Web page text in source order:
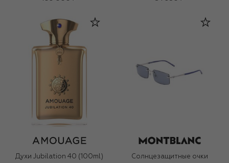
Духи Jubilation 40 (100ml)
Солнцезащитные очки